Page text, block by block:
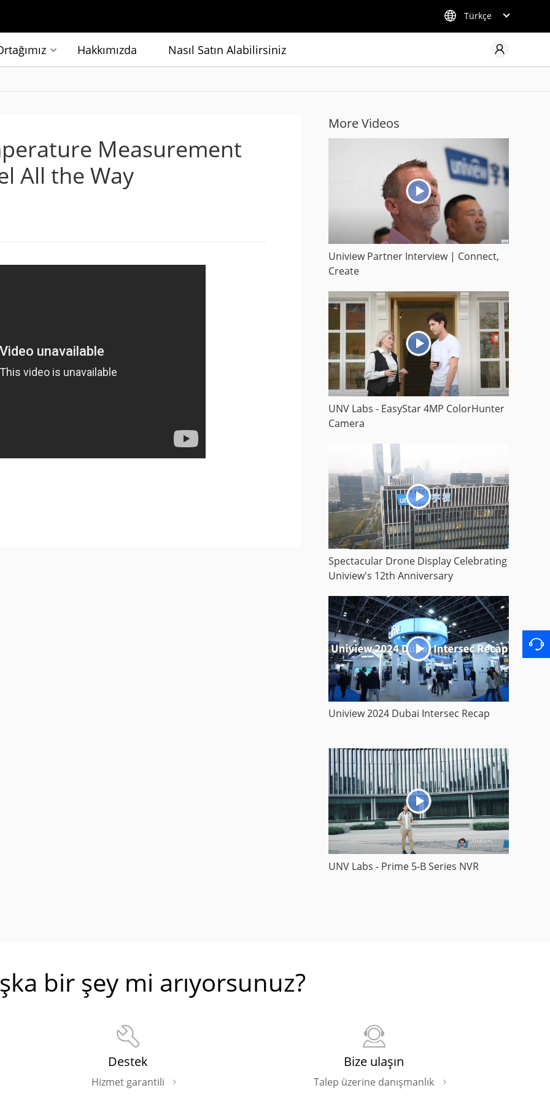
Türkçe
Hakkımızda Nasıl Satın Alabilirsiniz
Measurement
All the Way
More Videos
Uniview Partner Interview | Connect,
Create
UNV Labs - EasyStar 4MP ColorHunter
Camera
Spectacular Drone Display Celebrating
Uniview's 12th Anniversary
Uniview 2024 Dubai Intersec Recap
UNV Labs - Prime 5-B Series NVR
bir şey mi arıyorsunuz?
Destek
Hizmet garantili
Bize ulaşın
Talep üzerine danışmanlık